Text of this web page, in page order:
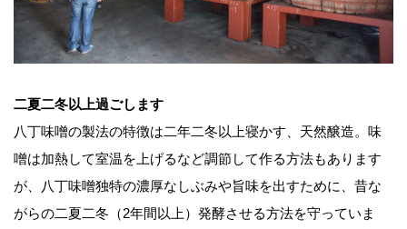
二夏二冬以上過ごします
八丁味噌の製法の特徴は二年二冬以上寝かす、天然醸造。味
噌は加熱して室温を上げるなど調節して作る方法もあります
が、八丁味噌独特の濃厚なしぶみや旨味を出すために、昔な
がらの二夏二冬（2年間以上）発酵させる方法を守っていま